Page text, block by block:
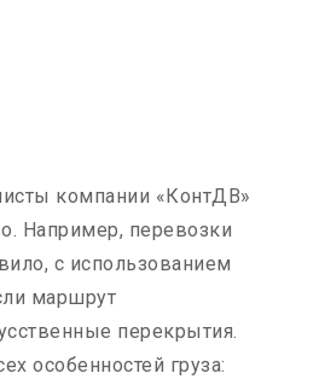
компании «КонтДВ»
Например, перевозки
с использованием
маршрут
перекрытия.
особенностей груза: